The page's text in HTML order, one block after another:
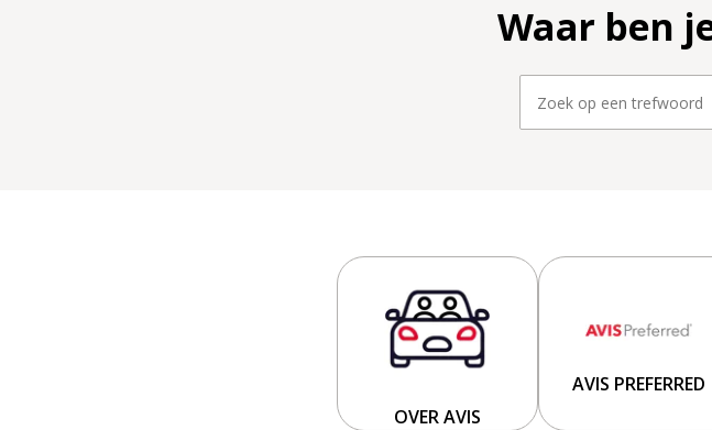
Waar ben
OVER AVIS
AVIS PREFERRED